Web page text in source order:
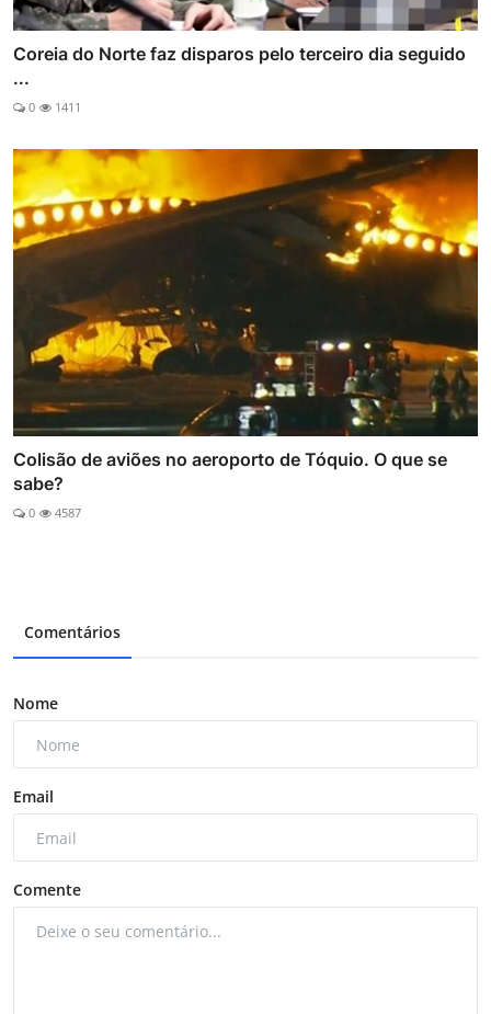
Coreia do Norte faz disparos pelo terceiro dia seguido
...
0 1411
Colisão de aviões no aeroporto de Tóquio. O que se
sabe?
0 4587
Comentários
Nome
Email
Comente